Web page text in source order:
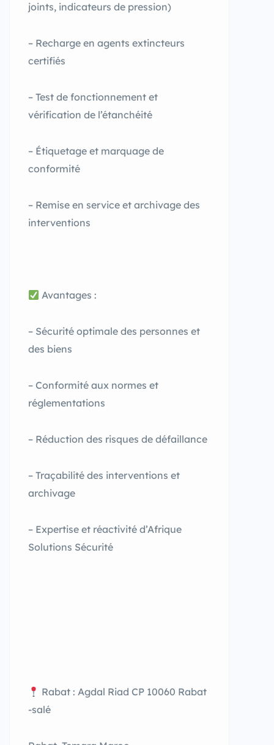
joints, indicateurs de pression)
– Recharge en agents extincteurs
certifiés
– Test de fonctionnement et
vérification de l’étanchéité
– Étiquetage et marquage de
conformité
– Remise en service et archivage des
interventions
Avantages :
– Sécurité optimale des personnes et
des biens
– Conformité aux normes et
réglementations
– Réduction des risques de défaillance
– Traçabilité des interventions et
archivage
– Expertise et réactivité d’Afrique
Solutions Sécurité
Rabat : Agdal Riad CP 10060 Rabat
-salé